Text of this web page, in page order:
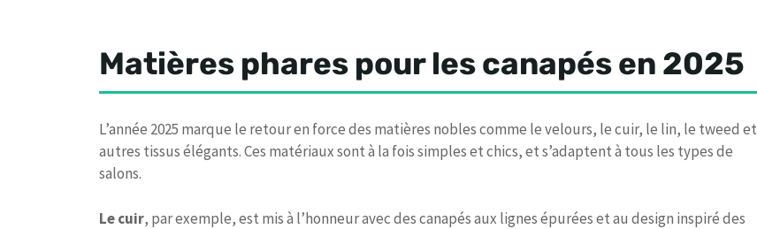
Matières phares pour les canapés en 2025
L’année 2025 marque le retour en force des matières nobles comme le velours, le cuir, le lin, le tweed et
autres tissus élégants. Ces matériaux sont à la fois simples et chics, et s’adaptent à tous les types de
salons.
Le cuir, par exemple, est mis à l’honneur avec des canapés aux lignes épurées et au design inspiré des